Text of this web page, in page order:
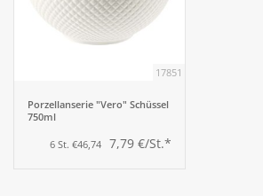
17851
Porzellanserie "Vero" Schüssel
750ml
6 St. €46,74 7,79 €/St.*